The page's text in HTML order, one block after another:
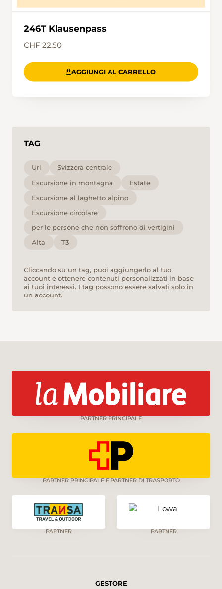
246T Klausenpass
CHF 22.50
AGGIUNGI AL CARRELLO
TAG
Uri
Svizzera centrale
Escursione in montagna
Estate
Escursione al laghetto alpino
Escursione circolare
per le persone che non soffrono di vertigini
Alta
T3
Cliccando su un tag, puoi aggiungerlo al tuo
account e ottenere contenuti personalizzati in base
ai tuoi interessi. I tag possono essere salvati solo in
un account.
PARTNER PRINCIPALE
PARTNER PRINCIPALE E PARTNER DI TRASPORTO
PARTNER PARTNER
GESTORE